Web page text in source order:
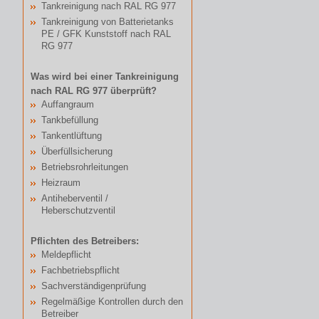
Tankreinigung nach RAL RG 977
Tankreinigung von Batterietanks
PE / GFK Kunststoff nach RAL
RG 977
Was wird bei einer Tankreinigung
nach RAL RG 977 überprüft?
Auffangraum
Tankbefüllung
Tankentlüftung
Überfüllsicherung
Betriebsrohrleitungen
Heizraum
Antiheberventil /
Heberschutzventil
Pflichten des Betreibers:
Meldepflicht
Fachbetriebspflicht
Sachverständigenprüfung
Regelmäßige Kontrollen durch den
Betreiber